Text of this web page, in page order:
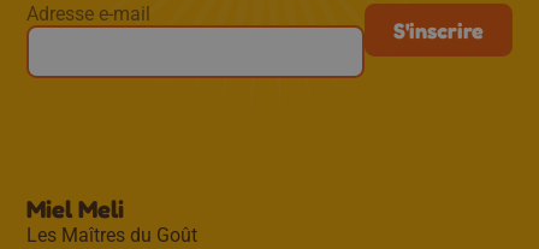
Adresse e-mail
Miel Meli
Les Maîtres du Goût